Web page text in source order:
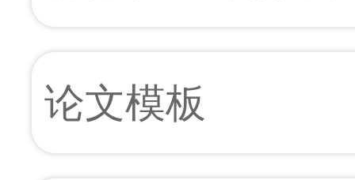
论文模板